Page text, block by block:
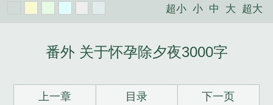
超小 小 中 大 超大
番外 关于怀孕除夕夜3000字
上一章 目录 下一页